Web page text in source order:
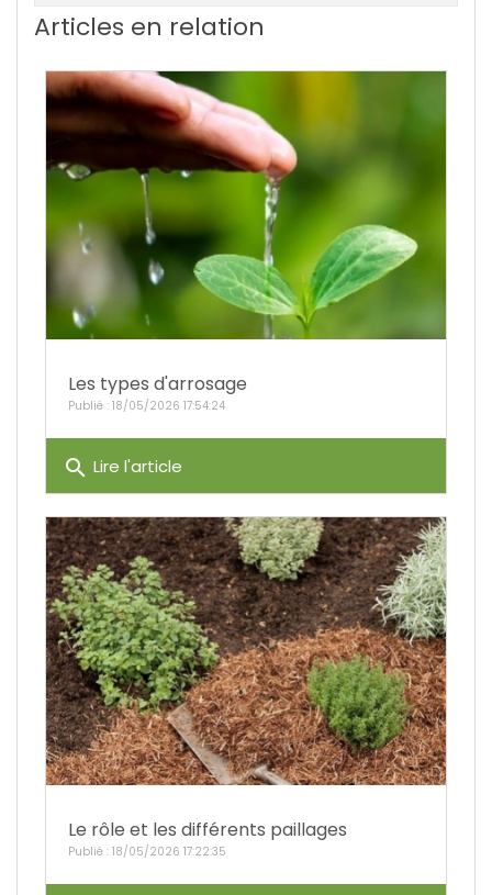
Articles en relation
Les types d'arrosage
Publié : 18/05/2026 17:54:24
search Lire l'article
Le rôle et les différents paillages
Publié : 18/05/2026 17:22:35